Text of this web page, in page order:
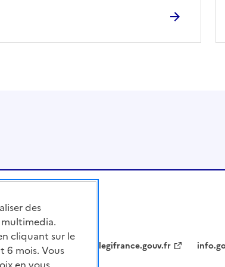
legifrance.gouv.fr
des
cliquant sur le
6 mois. Vous